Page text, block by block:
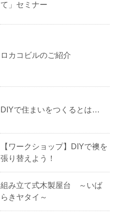
て」セミナー
ロカコビルのご紹介
DIYで住まいをつくるとは…
【ワークショップ】DIYで襖を
張り替えよう！
組み立て式木製屋台 ～いば
らきヤタイ～